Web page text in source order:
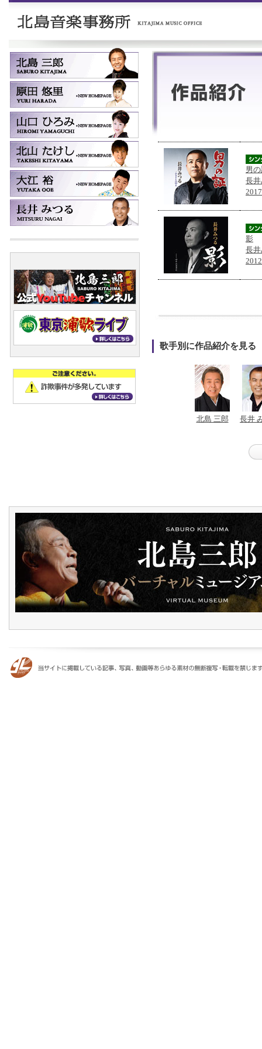
男
長
影
長
歌手別に作品紹介を見る
北島 三郎 長井